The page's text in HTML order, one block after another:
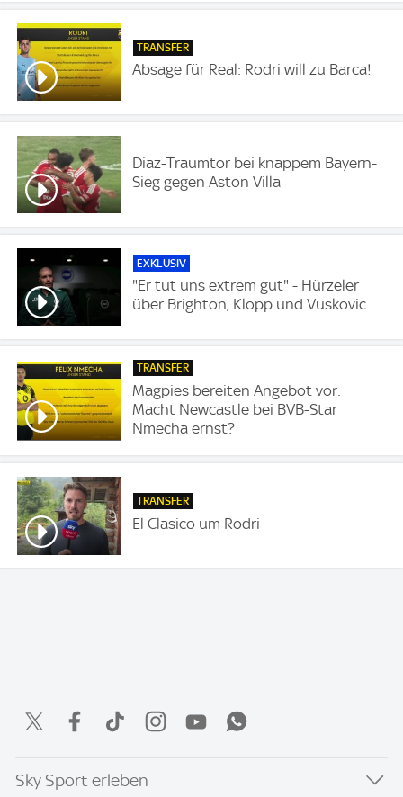
TRANSFER
Absage für Real: Rodri will zu Barca!
Diaz-Traumtor bei knappem Bayern-
Sieg gegen Aston Villa
EXKLUSIV
"Er tut uns extrem gut" - Hürzeler
über Brighton, Klopp und Vuskovic
TRANSFER
Magpies bereiten Angebot vor:
Macht Newcastle bei BVB-Star
Nmecha ernst?
TRANSFER
El Clasico um Rodri
Sky Sport erleben